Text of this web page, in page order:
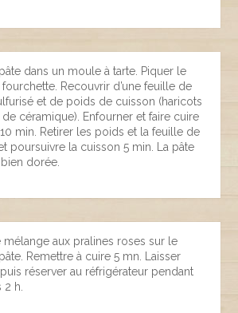
dans un moule à tarte. Piquer le
Recouvrir d’une feuille de
et de poids de cuisson (haricots
céramique). Enfourner et faire cuire
min. Retirer les poids et la feuille de
poursuivre la cuisson 5 min. La pâte
dorée.
mélange aux pralines roses sur le
Remettre à cuire 5 mn. Laisser
réserver au réfrigérateur pendant
2 h.